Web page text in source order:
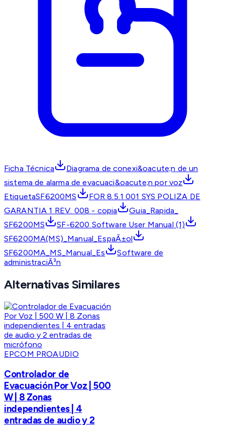
Ficha Técnica
Diagrama de conexi&oacute;n de un
sistema de alarma de evacuaci&oacute;n por voz
EtiquetaSF6200MS
FOR 8.5.1 001 SYS POLIZA DE
GARANTIA 1 REV. 008 - copia
Guia_Rapida_
SF6200MS
SF-6200 Software User Manual (1)
SF6200MA(MS)_Manual_EspaÃ±ol
SF6200MA_MS_Manual_Es
Software de
administraciÃ³n
Alternativas Similares
EPCOM PROAUDIO
Controlador de
Evacuación Por Voz | 500
W | 8 Zonas
independientes | 4
entradas de audio y 2